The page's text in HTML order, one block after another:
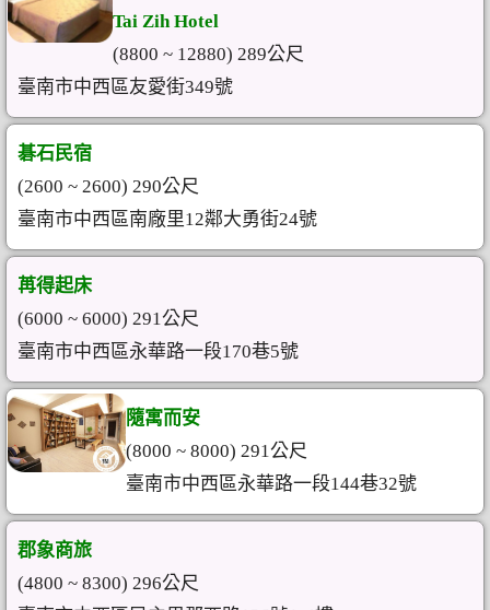
Tai Zih Hotel
(8800 ~ 12880) 289公尺
臺南市中西區友愛街349號
碁石民宿
(2600 ~ 2600) 290公尺
臺南市中西區南廠里12鄰大勇街24號
苒得起床
(6000 ~ 6000) 291公尺
臺南市中西區永華路一段170巷5號
隨寓而安
(8000 ~ 8000) 291公尺
臺南市中西區永華路一段144巷32號
郡象商旅
(4800 ~ 8300) 296公尺